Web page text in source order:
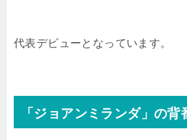
代表デビューとなっています。
「ジョアンミランダ」の背